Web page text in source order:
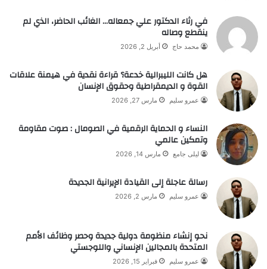
في رثاء الدكتور علي جمعاله… الغائب الحاضر، الذي لم
ينقطع وصاله
محمد حاج أبريل 2, 2026
هل كانت الليبرالية خدعة؟ قراءة نقدية في هيمنة علاقات
القوة و الديمقراطية وحقوق الإنسان
عمرو سليم مارس 27, 2026
النساء و الحماية الرقمية في الصومال : صوت مقاومة
وتمكين عالمي
ليلى جامع مارس 14, 2026
رسالة عاجلة إلى القيادة الإيرانية الجديدة
عمرو سليم مارس 2, 2026
نحو إنشاء منظومة دولية جديدة وحصر وظائف الأمم
المتحدة بالمجالين الإنساني واللوجستي
عمرو سليم فبراير 15, 2026